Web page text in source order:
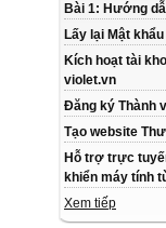
Bài 1: Hướng
Lấy lại Mật
Kích hoạt tài
violet.vn
Đăng ký Thành
Tạo website
Hỗ trợ trực
khiển máy tính
Xem tiếp